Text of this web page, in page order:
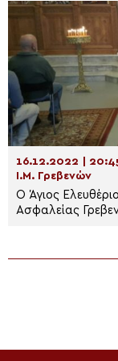
16.12.2022 |
Ι.Μ. Γρεβενών
Ο Άγιος
Ασφαλείας